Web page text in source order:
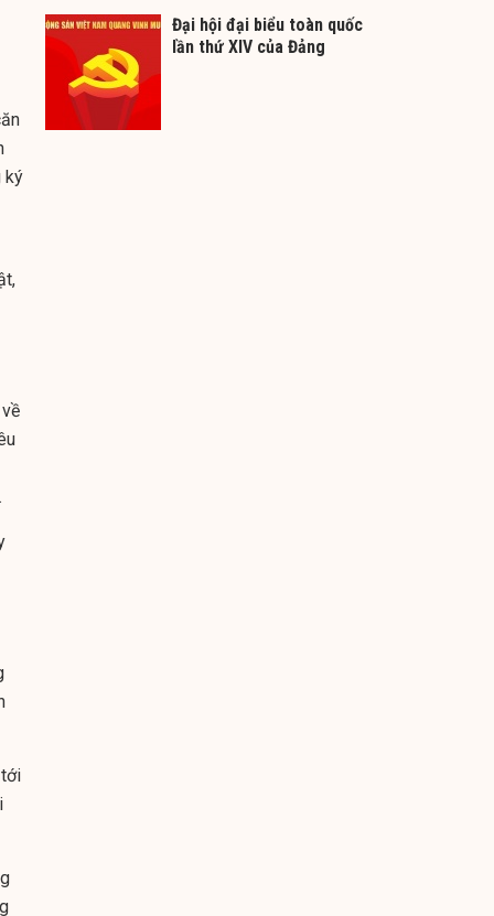
ký
Đại hội đại biểu toàn quốc
lần thứ XIV của Đảng